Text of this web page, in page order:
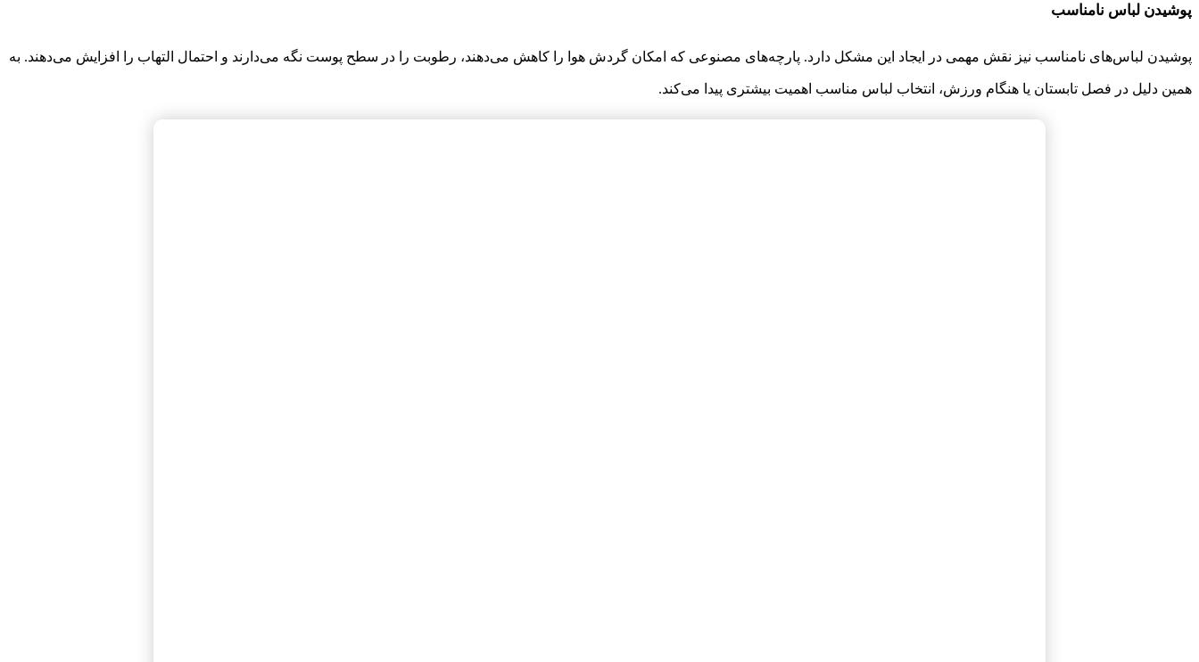
پوشیدن لباس نامناسب
پوشیدن لباس‌های نامناسب نیز نقش مهمی در ایجاد این مشکل دارد. پارچه‌های مصنوعی که امکان گردش هوا را کاهش می‌دهند، رطوبت را در سطح پوست نگه می‌دارند و احتمال التهاب را افزایش می‌دهند. به
همین دلیل در فصل تابستان یا هنگام ورزش، انتخاب لباس مناسب اهمیت بیشتری پیدا می‌کند.